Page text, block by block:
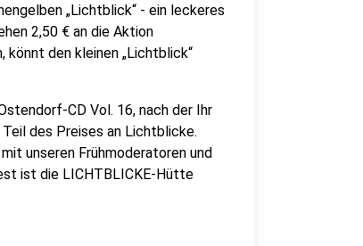
„Lichtblick“ - ein leckeres
2,50 € an die Aktion
könnt den kleinen „Lichtblick“
CD Vol. 16, nach der Ihr
des Preises an Lichtblicke.
unseren Frühmoderatoren und
ist die LICHTBLICKE-Hütte